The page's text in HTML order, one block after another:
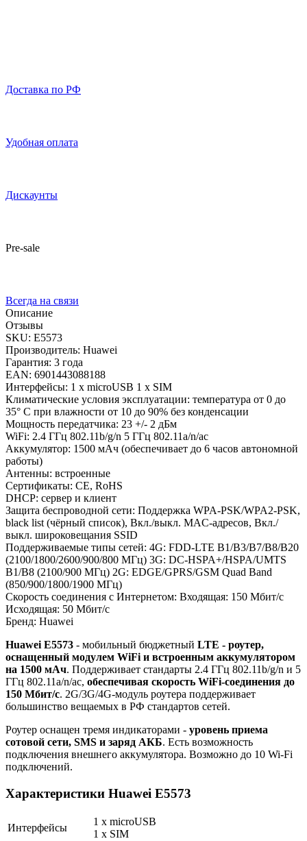
Доставка по РФ
Удобная оплата
Дискаунты
Pre-sale
Всегда на связи
Описание
Отзывы
SKU: E5573
Производитель: Huawei
Гарантия: 3 года
EAN: 6901443088188
Интерфейсы: 1 x microUSB 1 x SIM
Климатические условия эксплуатации: температура от 0 до
35° C при влажности от 10 до 90% без конденсации
Мощность передатчика: 23 +/- 2 дБм
WiFi: 2.4 ГГц 802.11b/g/n 5 ГГц 802.11a/n/ac
Аккумулятор: 1500 мАч (обеспечивает до 6 часов автономной
работы)
Антенны: встроенные
Сертификаты: CE, RoHS
DHCP: сервер и клиент
Защита беспроводной сети: Поддержка WPA-PSK/WPA2-PSK,
black list (чёрный список), Вкл./выкл. MAC-адресов, Вкл./
выкл. широковещания SSID
Поддерживаемые типы сетей: 4G: FDD-LTE B1/B3/B7/B8/B20
(2100/1800/2600/900/800 МГц) 3G: DC-HSPA+/HSPA/UMTS
B1/B8 (2100/900 МГц) 2G: EDGE/GPRS/GSM Quad Band
(850/900/1800/1900 МГц)
Скорость соединения с Интернетом: Входящая: 150 Мбит/с
Исходящая: 50 Мбит/с
Бренд: Huawei
Huawei E5573 - мобильный бюджетный LTE - роутер,
оснащенный модулем WiFi и встроенным аккумулятором
на 1500 мАч. Поддерживает стандарты 2.4 ГГц 802.11b/g/n и 5
ГГц 802.11a/n/ac, обеспечивая скорость WiFi-соединения до
150 Мбит/с. 2G/3G/4G-модуль роутера поддерживает
большинство вещаемых в РФ стандартов сетей.
Роутер оснащен тремя индикаторами - уровень приема
сотовой сети, SMS и заряд АКБ. Есть возможность
подключения внешнего аккумулятора. Возможно до 10 Wi-Fi
подключений.
Характеристики Huawei E5573
Интерфейсы
1 x microUSB
1 x SIM